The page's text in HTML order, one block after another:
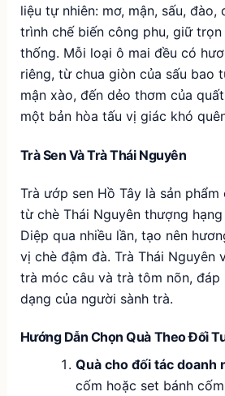
liệu tự nhiên: mơ, mận, sấu,
trình chế biến công phu, giữ
thống. Mỗi loại ô mai đều có
riêng, từ chua giòn của sấu bao
mận xào, đến dẻo thơm của
một bản hòa tấu vị giác khó
Trà Sen Và Trà Thái Nguyên
Trà ướp sen Hồ Tây là sản
từ chè Thái Nguyên thượng
Diệp qua nhiều lần, tạo nên
vị chè đậm đà. Trà Thái Nguyên
trà móc câu và trà tôm nõn, đáp
dạng của người sành trà.
Hướng Dẫn Chọn Quà Theo Đối
Quà cho đối tác doanh
cốm hoặc set bánh